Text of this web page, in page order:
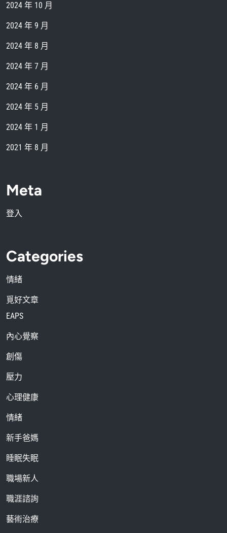
2024 年 10 月
2024 年 9 月
2024 年 8 月
2024 年 7 月
2024 年 6 月
2024 年 5 月
2024 年 1 月
2021 年 8 月
Meta
登入
Categories
情緒
覓好文章
EAPS
內心覺察
創傷
壓力
心理健康
情緒
新手爸媽
睡眠失眠
職場新人
職涯諮詢
藝術治療